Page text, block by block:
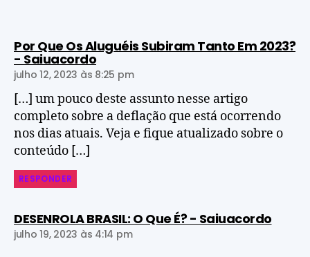
Por Que Os Aluguéis Subiram Tanto Em 2023?
- Saiuacordo
julho 12, 2023 às 8:25 pm
[…] um pouco deste assunto nesse artigo
completo sobre a deflação que está ocorrendo
nos dias atuais. Veja e fique atualizado sobre o
conteúdo […]
RESPONDER
DESENROLA BRASIL: O Que É? - Saiuacordo
julho 19, 2023 às 4:14 pm